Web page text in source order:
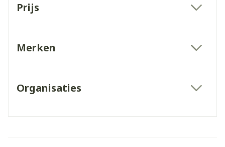
Prijs
Merken
Organisaties